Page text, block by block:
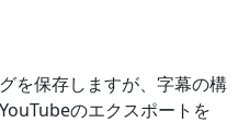
を保存しますが、字幕の構
のエクスポートを